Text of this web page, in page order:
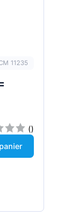
11235
()